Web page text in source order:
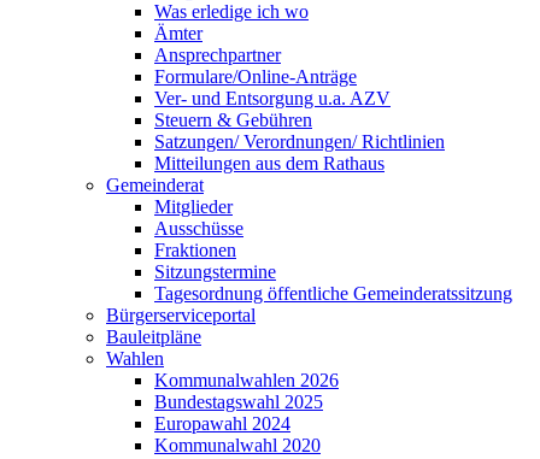
Was erledige ich wo
Ämter
Ansprechpartner
Formulare/Online-Anträge
Ver- und Entsorgung u.a. AZV
Steuern & Gebühren
Satzungen/ Verordnungen/ Richtlinien
Mitteilungen aus dem Rathaus
Gemeinderat
Mitglieder
Ausschüsse
Fraktionen
Sitzungstermine
Tagesordnung öffentliche Gemeinderatssitzung
Bürgerserviceportal
Bauleitpläne
Wahlen
Kommunalwahlen 2026
Bundestagswahl 2025
Europawahl 2024
Kommunalwahl 2020